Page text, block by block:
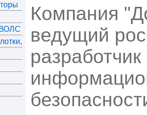
Компания
ведущий